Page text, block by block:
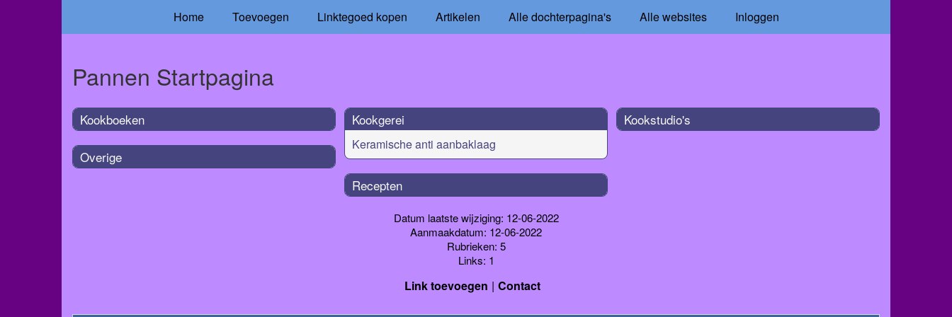
Home Toevoegen Linktegoed kopen Artikelen Alle dochterpagina's Alle websites Inloggen
Pannen Startpagina
Kookboeken
Overige
Kookgerei
Keramische anti aanbaklaag
Recepten
Kookstudio's
Datum laatste wijziging: 12-06-2022
Aanmaakdatum: 12-06-2022
Rubrieken: 5
Links: 1
Link toevoegen Contact